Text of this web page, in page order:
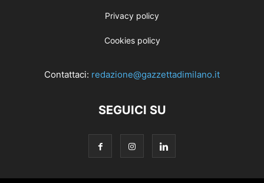
Privacy policy
Cookies policy
Contattaci: redazione@gazzettadimilano.it
SEGUICI SU